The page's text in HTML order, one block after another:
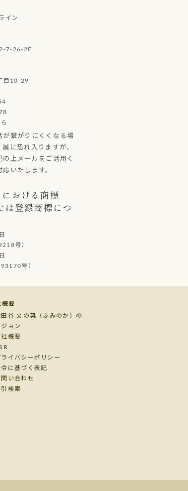
イン
2-7-26-2F
目10-29
繋がりにくくなる場
に恐れ入りますが、
の上メールをご活用く
いたします。
おける商標
登録商標につ
号）
号）
概要
田谷 文の菓（ふみのか）の
ジョン
社概要
ライバシーポリシー
令に基づく表記
問い合わせ
引検索